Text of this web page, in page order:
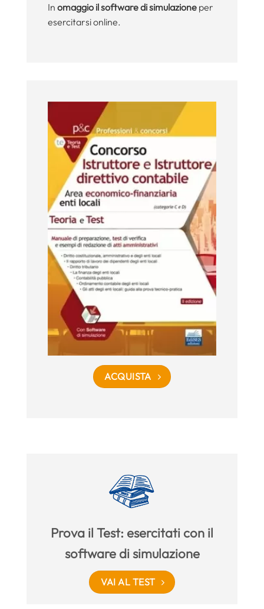
In omaggio il software di simulazioneper
esercitarsi online.
ACQUISTA
Prova il Test: esercitati con il
software di simulazione
VAI AL TEST